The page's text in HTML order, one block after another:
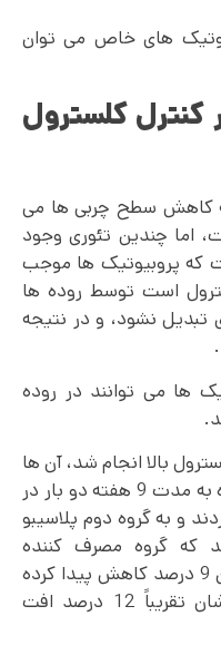
های خاص می توان
کنترل کلسترول
کاهش سطح چربی ها می
چندین تئوری وجود
که پروبیوتیک ها موجب
است توسط روده ها
نشود، و در نتیجه
ها می توانند در روده
روی 127 نفر با کلسترول بالا انجام شد، آن ها
به دو گروه تقسیم شدند. یک گروه به مدت 9 هفته دو بار در
و به گروه دوم پلاسیبو
که گروه مصرف کننده
پروبیوتیک میزان کلسترول کل شان 9 درصد کاهش پیدا کرده
بود و ال دی ال یا کلسترول بدشان تقریباً 12 درصد افت